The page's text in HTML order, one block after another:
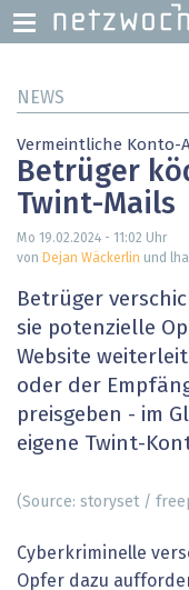
zumNEWS
Vermeintliche
Betrüger
Twint-Mails
Mo 19.02.2024 - 11:02 Uhr
von Dejan Wäckerlin und lha
Betrüger
sie potenzielle
Website
oder der
preisgeben - im
eigene Twint-
(Source: storyset /
Cyberkriminelle
Opfer dazu